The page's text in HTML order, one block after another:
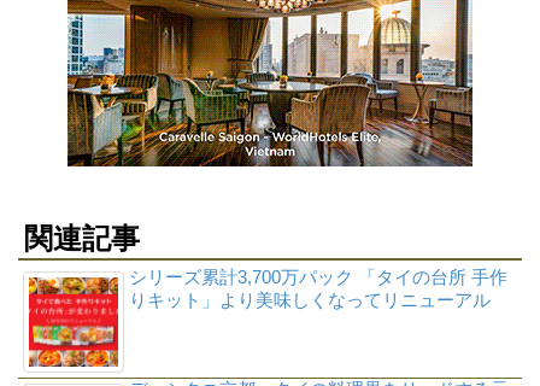
関連記事
シリーズ累計3,700万パック 「タイの台所 手作
りキット」より美味しくなってリニューアル